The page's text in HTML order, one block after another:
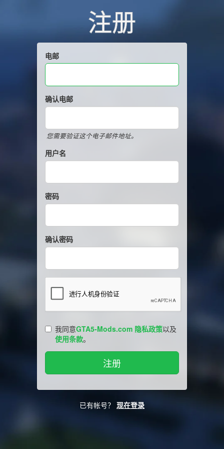
注册
电邮
确认电邮
您需要验证这个电子邮件地址。
用户名
密码
确认密码
我同意GTA5-Mods.com 隐私政策以及
使用条款。
已有帐号？ 现在登录